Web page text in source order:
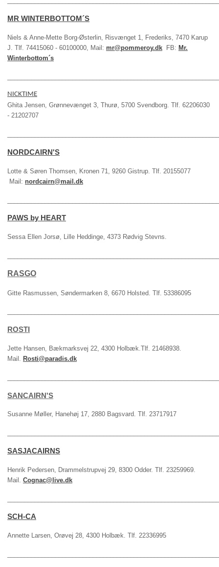
MR WINTERBOTTOM´S
Niels & Anne-Mette Borg-Østerlin, Risvænget 1, Frederiks, 7470 Karup
J. Tlf. 74415060 - 60100000, Mail: mr@pommeroy.dk FB: Mr.
Winterbottom´s
NICKTIME
Ghita Jensen, Grønnevænget 3, Thurø, 5700 Svendborg. Tlf. 62206030
- 21202707
NORDCAIRN'S
Lotte & Søren Thomsen, Kronen 71, 9260 Gistrup. Tlf. 20155077
Mail: nordcairn@mail.dk
PAWS by HEART
Sessa Ellen Jorsø, Lille Heddinge, 4373 Rødvig Stevns.
RASGO
Gitte Rasmussen, Søndermarken 8, 6670 Holsted. Tlf. 53386095
ROSTI
Jette Hansen, Bækmarksvej 22, 4300 Holbæk.Tlf. 21468938.
Mail.
Rosti@paradis.dk
SANCAIRN'S
Susanne Møller, Hanehøj 17, 2880 Bagsvard. Tlf. 23717917
SASJACAIRNS
Henrik Pedersen, Drammelstrupvej 29, 8300 Odder. Tlf. 23259969.
Mail. Cognac@live.dk
SCH-CA
Annette Larsen, Orøvej 28, 4300 Holbæk. Tlf. 22336995